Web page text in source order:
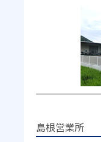
島根営業所